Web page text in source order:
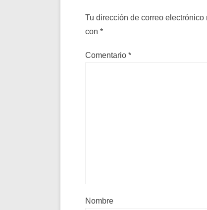
Tu dirección de correo electrónico
con *
Comentario *
Nombre